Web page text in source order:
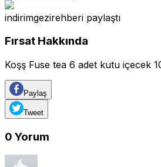
indirimgezirehberi paylaştı
Fırsat Hakkında
Koşş Fuse tea 6 adet kutu içecek
Paylaş
Tweet
0 Yorum